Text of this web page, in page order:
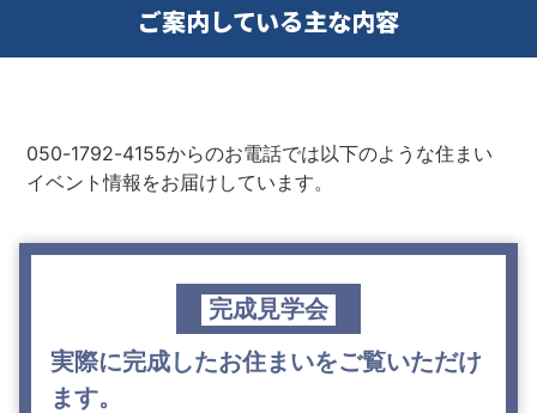
ご案内している主な内容
050-1792-4155からのお電話では以下のような住まい
イベント情報をお届けしています。
完成見学会
実際に完成したお住まいをご覧いただけ
ます。